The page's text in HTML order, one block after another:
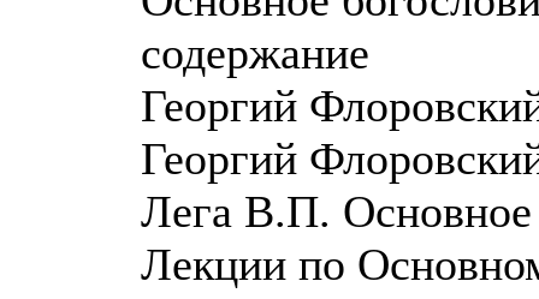
содержание
Георгий
Георгий
Лега В.П. Основное
Лекции по